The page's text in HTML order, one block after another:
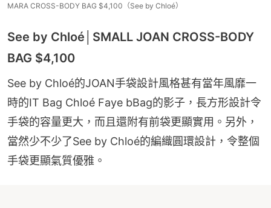
MARA CROSS-BODY BAG $4,100（See by Chloé）
See by Chloé│SMALL JOAN CROSS-BODY
BAG $4,100
See by Chloé的JOAN手袋設計風格甚有當年風靡一
時的IT Bag Chloé Faye bBag的影子，長方形設計令
手袋的容量更大，而且還附有前袋更顯實用。另外，
當然少不少了See by Chloé的編織圓環設計，令整個
手袋更顯氣質優雅。